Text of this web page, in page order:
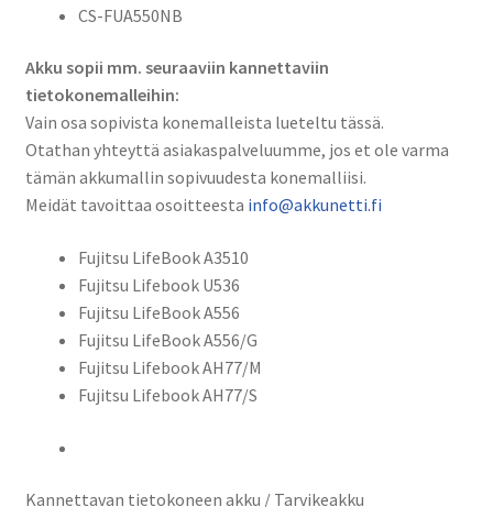
CS-FUA550NB
Akku sopii mm. seuraaviin kannettaviin
tietokonemalleihin:
Vain osa sopivista konemalleista lueteltu tässä.
Otathan yhteyttä asiakaspalveluumme, jos et ole varma
tämän akkumallin sopivuudesta konemalliisi.
Meidät tavoittaa osoitteesta info@akkunetti.fi
Fujitsu LifeBook A3510
Fujitsu Lifebook U536
Fujitsu LifeBook A556
Fujitsu LifeBook A556/G
Fujitsu Lifebook AH77/M
Fujitsu Lifebook AH77/S
Kannettavan tietokoneen akku / Tarvikeakku